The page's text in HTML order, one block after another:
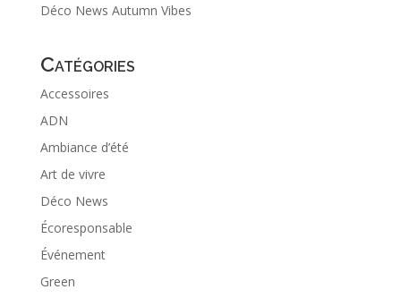
Déco News Autumn Vibes
Catégories
Accessoires
ADN
Ambiance d’été
Art de vivre
Déco News
Écoresponsable
Événement
Green